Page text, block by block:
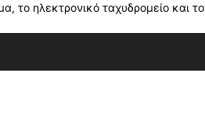
το ηλεκτρονικό ταχυδρομείο και